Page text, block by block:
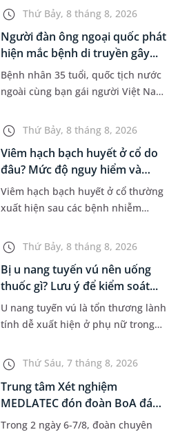
Bệnh viện (HIS - Hospital
Information System) giai đoạn mới.
Dự á...
Thứ Bảy, 8 tháng 8, 2026
Người đàn ông ngoại quốc phát
hiện mắc bệnh di truyền gây...
Bệnh nhân 35 tuổi, quốc tịch nước
ngoài cùng bạn gái người Việt Nam
hôn nhân. Qua thăm khám và làm
các xét nghiệm chuyên sâu,...
Thứ Bảy, 8 tháng 8, 2026
Viêm hạch bạch huyết ở cổ do
đâu? Mức độ nguy hiểm và
phư...
Viêm hạch bạch huyết ở cổ thường
xuất hiện sau các bệnh nhiễm
đến lao hạch hoặc ung thư. Để tìm
hiểu nguyên nhân gây viêm,...
Thứ Bảy, 8 tháng 8, 2026
Bị u nang tuyến vú nên uống
thuốc gì? Lưu ý để kiểm soát...
U nang tuyến vú là tổn thương lành
tính dễ xuất hiện ở phụ nữ trong
mắc bệnh, nhiều người thường
băn khoăn u nang tuyến v...
Thứ Sáu, 7 tháng 8, 2026
Trung tâm Xét nghiệm
MEDLATEC đón đoàn BoA đánh
giá giám...
Trong 2 ngày 6-7/8, đoàn chuyên